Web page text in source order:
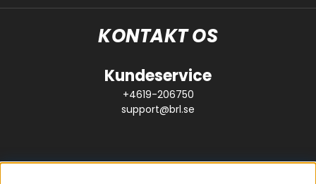
KONTAKT OS
Kundeservice
+4619-206750
support@brl.se